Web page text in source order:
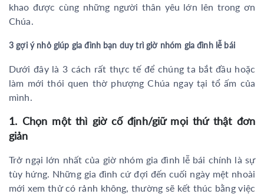
khao được cùng những người thân yêu lớn lên trong ơn
Chúa.
3 gợi ý nhỏ giúp gia đình bạn duy trì giờ nhóm gia đình lễ bái
Dưới đây là 3 cách rất thực tế để chúng ta bắt đầu hoặc
làm mới thói quen thờ phượng Chúa ngay tại tổ ấm của
mình.
1. Chọn một thì giờ cố định/giữ mọi thứ thật đơn
giản
Trở ngại lớn nhất của giờ nhóm gia đình lễ bái chính là sự
tùy hứng. Những gia đình cứ đợi đến cuối ngày mệt nhoài
mới xem thử có rảnh không, thường sẽ kết thúc bằng việc